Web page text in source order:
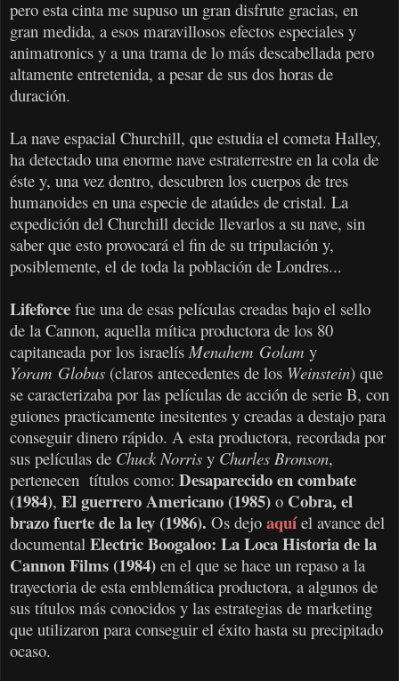
pero esta cinta me supuso un gran disfrute gracias, en
gran medida, a esos maravillosos efectos especiales y
animatronics y a una trama de lo más descabellada pero
altamente entretenida, a pesar de sus dos horas de
duración.
La nave espacial Churchill, que estudia el cometa Halley,
ha detectado una enorme nave estraterrestre en la cola de
éste y, una vez dentro, descubren los cuerpos de tres
humanoides en una especie de ataúdes de cristal. La
expedición del Churchill decide llevarlos a su nave, sin
saber que esto provocará el fin de su tripulación y,
posiblemente, el de toda la población de Londres...
Lifeforce fue una de esas películas creadas bajo el sello
de la Cannon, aquella mítica productora de los 80
capitaneada por los israelís Menahem Golam y
Yoram Globus (claros antecedentes de los Weinstein) que
se caracterizaba por las películas de acción de serie B, con
guiones practicamente inesitentes y creadas a destajo para
conseguir dinero rápido. A esta productora, recordada por
sus películas de Chuck Norris y Charles Bronson,
pertenecen títulos como: Desaparecido en combate
(1984), El guerrero Americano (1985) o Cobra, el
brazo fuerte de la ley (1986). Os dejo aquí el avance del
documental Electric Boogaloo: La Loca Historia de la
Cannon Films (1984) en el que se hace un repaso a la
trayectoria de esta emblemática productora, a algunos de
sus títulos más conocidos y las estrategias de marketing
que utilizaron para conseguir el éxito hasta su precipitado
ocaso.